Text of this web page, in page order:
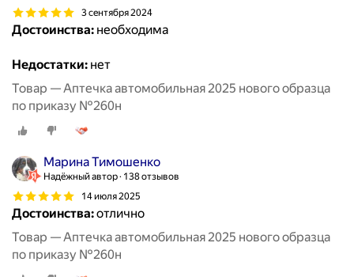
3 сентября 2024
Достоинства: необходима
Недостатки: нет
Товар — Аптечка автомобильная 2025 нового образца
по приказу №260н
Марина Тимошенко
Надёжный автор 138 отзывов
14 июля 2025
Достоинства:отлично
Товар — Аптечка автомобильная 2025 нового образца
по приказу №260н